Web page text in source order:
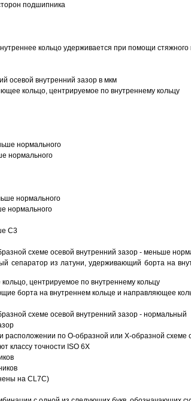
подшипника
кольцо удерживается при помощи стяжного
осевой внутренний зазор в мкм
кольцо, центрируемое по внутреннему кольцу
нормального
нормального
нормального
нормального
C3
схеме осевой внутренний зазор - меньше
сепаратор из латуни, удерживающий борта на
центрируемое по внутреннему кольцу
борта на внутреннем кольце и направляющее
схеме осевой внутренний зазор - нормальный
расположении по О-образной или Х-образной
классу точности ISO 6X
на CL7C)